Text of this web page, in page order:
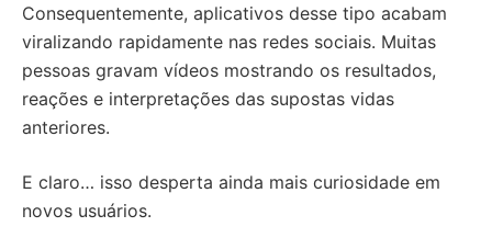
Consequentemente, aplicativos desse tipo acabam
viralizando rapidamente nas redes sociais. Muitas
pessoas gravam vídeos mostrando os resultados,
reações e interpretações das supostas vidas
anteriores.
E claro… isso desperta ainda mais curiosidade em
novos usuários.